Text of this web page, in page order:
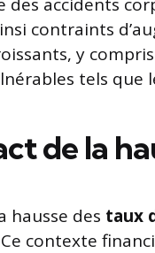
contraints
y
tels que
de la
hausse des taux
contexte